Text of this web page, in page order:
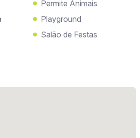
Permite Animais
Playground
Salão de Festas